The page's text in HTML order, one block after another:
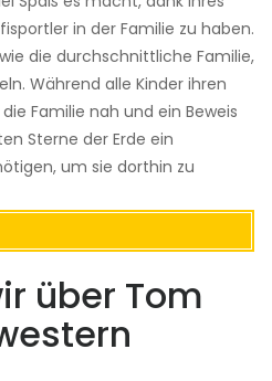
in der Familie zu haben.
die durchschnittliche Familie,
Während alle Kinder ihren
Familie nah und ein Beweis
Sterne der Erde ein
um sie dorthin zu
über Tom